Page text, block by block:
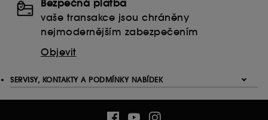
Bezpečná platba
vaše transakce jsou chráněny
nejmodernějším zabezpečením
Objevit
SERVISY, KONTAKTY A PODMÍNKY NABÍDEK